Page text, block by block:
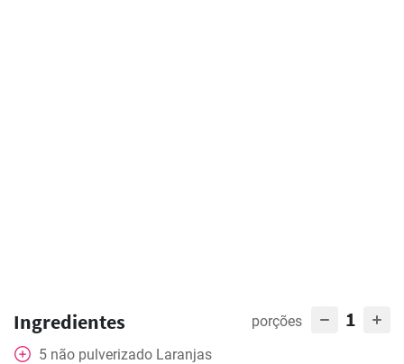
Ingredientes porções 1
5 não pulverizado Laranjas